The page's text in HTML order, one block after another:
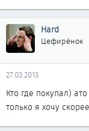
Hard
Цефирёнок
27.03.2013
Кто где покупал)
только я хочу